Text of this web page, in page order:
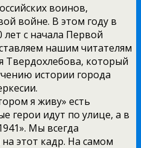
воинов,
войне. В этом году в
лет с начала Первой
нашим читателям
Твердохлебова, который
истории города
я живу» есть
герои идут по улице, а в
Мы всегда
этот кадр. На самом